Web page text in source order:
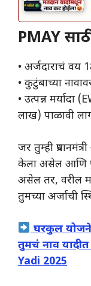
PMAY
• अर्जदाराचं वय
• कुटुंबाच्या
• उत्पन्न मर्यादा
लाख) पाळावी
जर तुम्ही
केला असेल आणि
असेल तर, वरील
तुमच्या अर्जाची
घरकुल
तुमचं नाव
Yadi 2025